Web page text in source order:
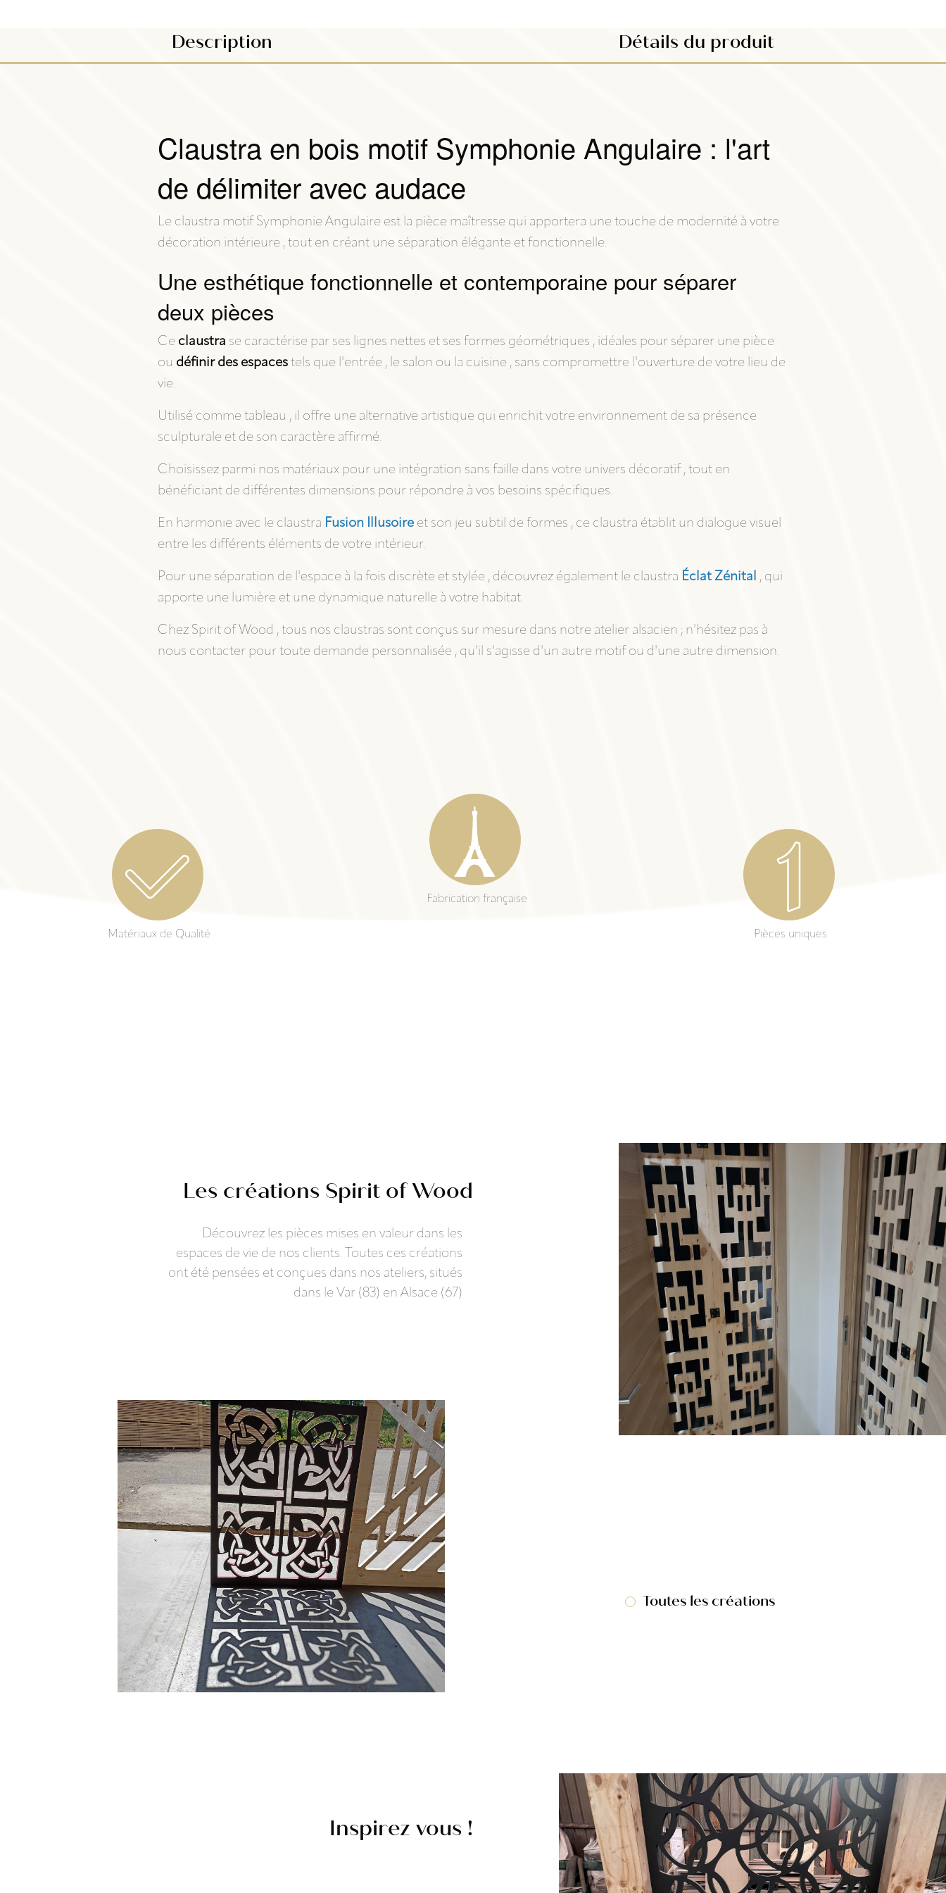
Description Détails du produit
Claustra en bois motif Symphonie Angulaire : l'art
de délimiter avec audace
Le claustra motif Symphonie Angulaire est la pièce maîtresse qui apportera une touche de modernité à votre
décoration intérieure , tout en créant une séparation élégante et fonctionnelle.
Une esthétique fonctionnelle et contemporaine pour séparer
deux pièces
Ce claustra se caractérise par ses lignes nettes et ses formes géométriques , idéales pour séparer une pièce
ou définir des espaces tels que l'entrée , le salon ou la cuisine , sans compromettre l'ouverture de votre lieu de
vie.
Utilisé comme tableau , il offre une alternative artistique qui enrichit votre environnement de sa présence
sculpturale et de son caractère affirmé.
Choisissez parmi nos matériaux pour une intégration sans faille dans votre univers décoratif , tout en
bénéficiant de différentes dimensions pour répondre à vos besoins spécifiques.
En harmonie avec le claustra Fusion Illusoire et son jeu subtil de formes , ce claustra établit un dialogue visuel
entre les différents éléments de votre intérieur.
Pour une séparation de l'espace à la fois discrète et stylée , découvrez également le claustra Éclat Zénital , qui
apporte une lumière et une dynamique naturelle à votre habitat.
Chez Spirit of Wood , tous nos claustras sont conçus sur mesure dans notre atelier alsacien ; n'hésitez pas à
nous contacter pour toute demande personnalisée , qu'il s'agisse d'un autre motif ou d'une autre dimension.
Matériaux de Qualité
Fabrication française
Pièces uniques
Les créations Spirit of Wood
Découvrez les pièces mises en valeur dans les
espaces de vie de nos clients. Toutes ces créations
ont été pensées et conçues dans nos ateliers, situés
dans le Var (83) en Alsace (67)
Toutes les créations
Inspirez vous !